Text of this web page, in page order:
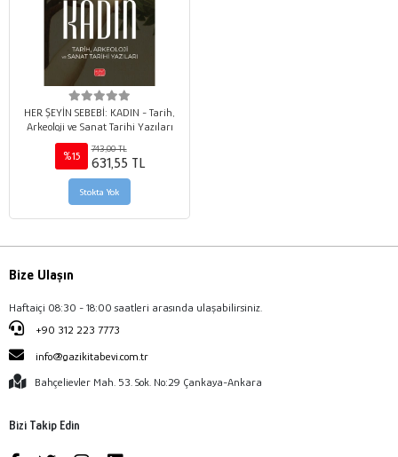
HER ŞEYİN SEBEBİ: KADIN - Tarih,
Arkeoloji ve Sanat Tarihi Yazıları
%15
743,00 TL
631,55 TL
Stokta Yok
Bize Ulaşın
Haftaiçi 08:30 - 18:00 saatleri arasında ulaşabilirsiniz.
+90 312 223 7773
info@gazikitabevi.com.tr
Bahçelievler Mah. 53. Sok. No:29 Çankaya-Ankara
Bizi Takip Edin